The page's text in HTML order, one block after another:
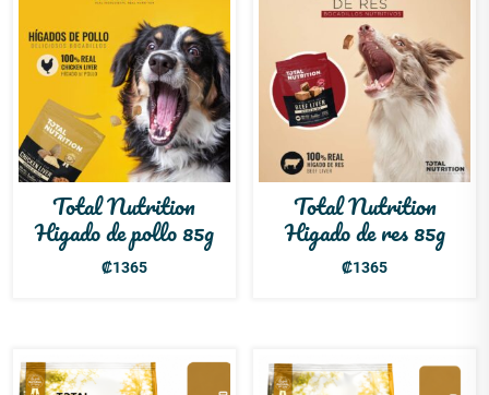
Total Nutrition
Higado de pollo 85g
₡1365
Total Nutrition
Higado de res 85g
₡1365